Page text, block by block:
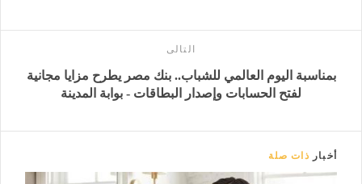
التالى
بمناسبة اليوم العالمي للشباب.. بنك مصر يطرح مزايا مجانية
لفتح الحسابات وإصدار البطاقات - بوابة المدينة
أخبار ذات صلة